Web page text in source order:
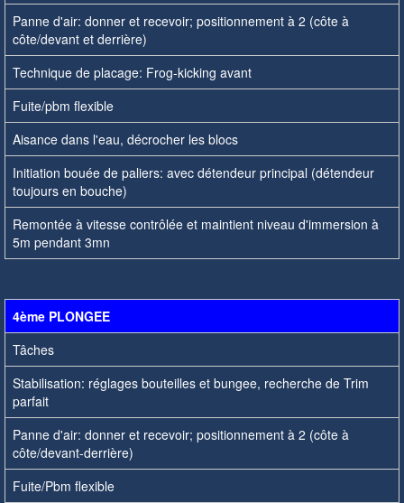
Panne d'air: donner et recevoir; positionnement à 2 (côte à
côte/devant et derrière)
Technique de placage: Frog-kicking avant
Fuite/pbm flexible
Aisance dans l'eau, décrocher les blocs
Initiation bouée de paliers: avec détendeur principal (détendeur
toujours en bouche)
Remontée à vitesse contrôlée et maintient niveau d'immersion à
5m pendant 3mn
4ème PLONGEE
Tâches
Stabilisation: réglages bouteilles et bungee, recherche de Trim
parfait
Panne d'air: donner et recevoir; positionnement à 2 (côte à
côte/devant-derrière)
Fuite/Pbm flexible